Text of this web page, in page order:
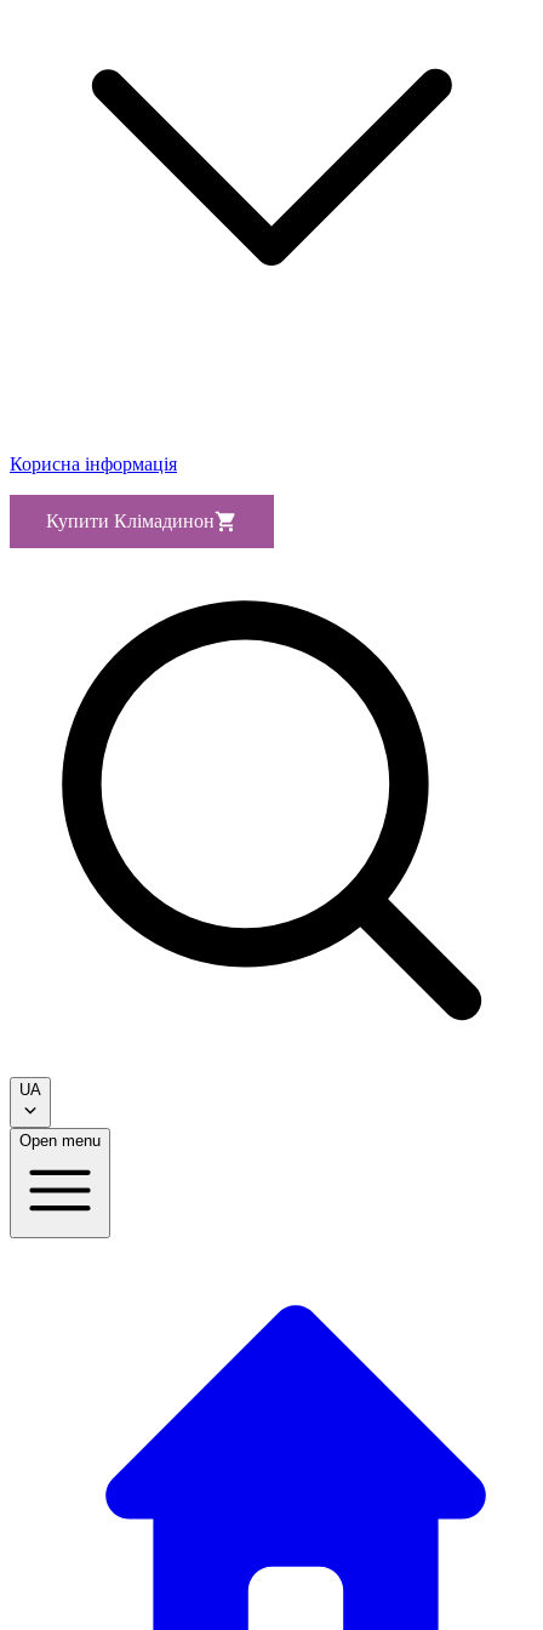
Корисна інформація
Купити Клімадинон
UA
Open menu